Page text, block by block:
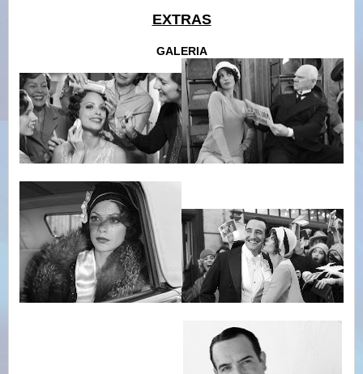
EXTRAS
GALERIA